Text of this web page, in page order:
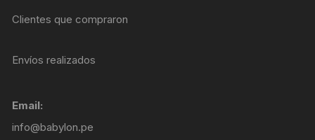
Clientes que compraron
Envíos realizados
Email:
info@babylon.pe